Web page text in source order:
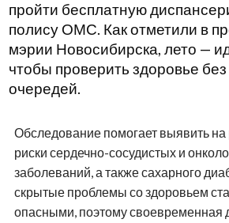
пройти бесплатную
полису ОМС. Как отметили в
мэрии Новосибирска, лето —
чтобы проверить здоровье
очередей.
Обследование помогает выявить на
риски сердечно-сосудистых и
заболеваний, а также сахарного
скрытые проблемы со здоровьем
опасными, поэтому своевременная